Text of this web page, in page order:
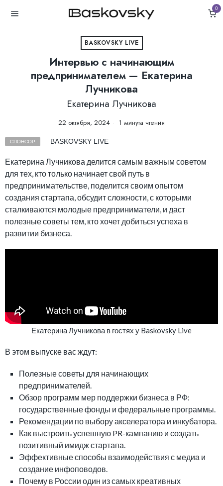
0
BASKOVSKY LIVE
Интервью с начинающим
предпринимателем — Екатерина
Лучникова
Екатерина Лучникова
22 октября, 2024 1 минута чтения
СПОНСОР BASKOVSKY LIVE
Екатерина Лучникова делится самым важным советом
для тех, кто только начинает свой путь в
предпринимательстве, поделится своим опытом
создания стартапа, обсудит сложности, с которыми
сталкиваются молодые предприниматели, и даст
полезные советы тем, кто хочет добиться успеха в
развитии бизнеса.
Екатерина Лучникова в гостях у Baskovsky Live
В этом выпуске вас ждут:
Полезные советы для начинающих
предпринимателей.
Обзор программ мер поддержки бизнеса в РФ:
государственные фонды и федеральные программы.
Рекомендации по выбору акселератора и инкубатора.
Как выстроить успешную PR-кампанию и создать
позитивный имидж стартапа.
Эффективные способы взаимодействия с медиа и
создание инфоповодов.
Почему в России один из самых креативных